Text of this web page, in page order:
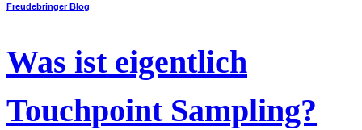
Freudebringer Blog
Was ist eigentlich
Touchpoint Sampling?